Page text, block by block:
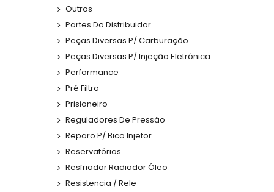
Outros
Partes Do Distribuidor
Peças Diversas P/ Carburação
Peças Diversas P/ Injeção Eletrônica
Performance
Pré Filtro
Prisioneiro
Reguladores De Pressão
Reparo P/ Bico Injetor
Reservatórios
Resfriador Radiador Óleo
Resistencia / Rele